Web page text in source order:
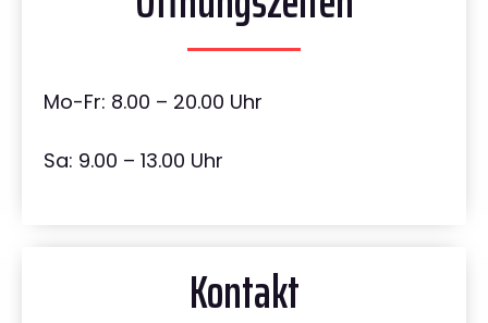
Mo-Fr: 8.00 – 20.00 Uhr
Sa: 9.00 – 13.00 Uhr
Kontakt